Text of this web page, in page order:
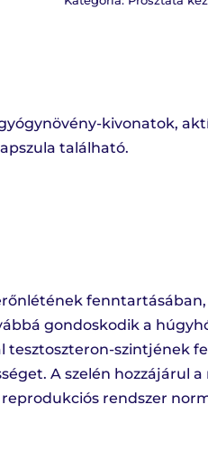
kivonatok,
található.
gondoskodik a
tesztoszteron-szintjének
A szelén hozzájárul
rendszer